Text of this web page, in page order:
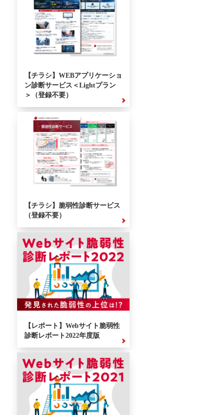
【チラシ】WEBアプリケーショ
ン診断サービス＜Lightプラン
＞（登録不要）
【チラシ】脆弱性診断サービス
（登録不要）
【レポート】Webサイト脆弱性
診断レポート2022年度版